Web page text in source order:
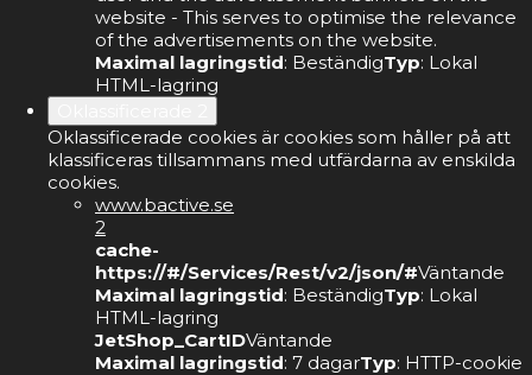
website - This serves to optimise the relevance
of the advertisements on the website.
Maximal lagringstid: BeständigTyp: Lokal
HTML-lagring
Oklassificerade cookies är cookies som håller på att
klassificeras tillsammans med utfärdarna av enskilda
cookies.
www.bactive.se
2
cache-
https://#/Services/Rest/v2/json/#Väntande
Maximal lagringstid: BeständigTyp: Lokal
HTML-lagring
JetShop_CartIDVäntande
Maximal lagringstid: 7 dagarTyp: HTTP-cookie